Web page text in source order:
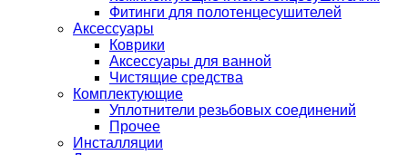
Фитинги для полотенцесушителей
Аксессуары
Коврики
Аксессуары для ванной
Чистящие средства
Комплектующие
Уплотнители резьбовых соединений
Прочее
Инсталляции